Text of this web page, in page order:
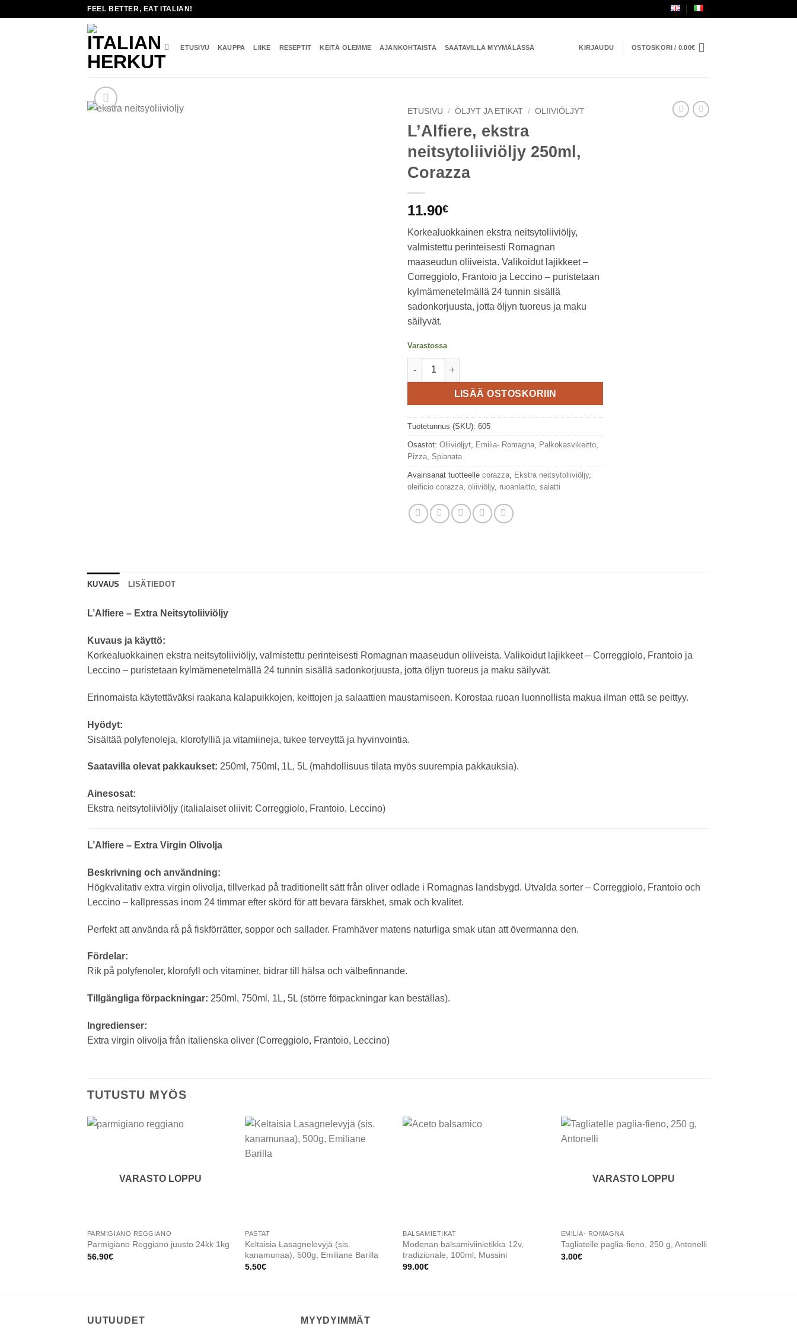
FEEL BETTER, EAT ITALIAN!
ETUSIVU KAUPPA LIIKE RESEPTIT KEITÄ OLEMME AJANKOHTAISTA SAATAVILLA MYYMÄLÄSSÄ KIRJAUDU OSTOSKORI / 0.00€
ETUSIVU / ÖLJYT JA ETIKAT / OLIIVIÖLJYT
L’Alfiere, ekstra
neitsytoliiviöljy 250ml,
Corazza
11.90€
Korkealuokkainen ekstra neitsytoliiviöljy,
valmistettu perinteisesti Romagnan
maaseudun oliiveista. Valikoidut lajikkeet –
Correggiolo, Frantoio ja Leccino – puristetaan
kylmämenetelmällä 24 tunnin sisällä
sadonkorjuusta, jotta öljyn tuoreus ja maku
säilyvät.
Varastossa
L'Alfiere, ekstra neitsytoliiviöljy 250ml, Corazza määrä
LISÄÄ OSTOSKORIIN
Tuotetunnus (SKU): 605
Osastot: Oliiviöljyt, Emilia- Romagna, Palkokasvikeitto,
Pizza, Spianata
Avainsanat tuotteelle corazza, Ekstra neitsytoliiviöljy,
oleificio corazza, oliiviöljy, ruoanlaitto, salatti
KUVAUS LISÄTIEDOT
L’Alfiere – Extra Neitsytoliiviöljy
Kuvaus ja käyttö:
Korkealuokkainen ekstra neitsytoliiviöljy, valmistettu perinteisesti Romagnan maaseudun oliiveista. Valikoidut lajikkeet – Correggiolo, Frantoio ja
Leccino – puristetaan kylmämenetelmällä 24 tunnin sisällä sadonkorjuusta, jotta öljyn tuoreus ja maku säilyvät.
Erinomaista käytettäväksi raakana kalapuikkojen, keittojen ja salaattien maustamiseen. Korostaa ruoan luonnollista makua ilman että se peittyy.
Hyödyt:
Sisältää polyfenoleja, klorofylliä ja vitamiineja, tukee terveyttä ja hyvinvointia.
Saatavilla olevat pakkaukset: 250ml, 750ml, 1L, 5L (mahdollisuus tilata myös suurempia pakkauksia).
Ainesosat:
Ekstra neitsytoliiviöljy (italialaiset oliivit: Correggiolo, Frantoio, Leccino)
L’Alfiere – Extra Virgin Olivolja
Beskrivning och användning:
Högkvalitativ extra virgin olivolja, tillverkad på traditionellt sätt från oliver odlade i Romagnas landsbygd. Utvalda sorter – Correggiolo, Frantoio och
Leccino – kallpressas inom 24 timmar efter skörd för att bevara färskhet, smak och kvalitet.
Perfekt att använda rå på fiskförrätter, soppor och sallader. Framhäver matens naturliga smak utan att övermanna den.
Fördelar:
Rik på polyfenoler, klorofyll och vitaminer, bidrar till hälsa och välbefinnande.
Tillgängliga förpackningar: 250ml, 750ml, 1L, 5L (större förpackningar kan beställas).
Ingredienser:
Extra virgin olivolja från italienska oliver (Correggiolo, Frantoio, Leccino)
TUTUSTU MYÖS
VARASTO LOPPU
PARMIGIANO REGGIANO
Parmigiano Reggiano juusto 24kk 1kg
56.90€
PASTAT
Keltaisia Lasagnelevyjä (sis.
kanamunaa), 500g, Emiliane Barilla
5.50€
BALSAMIETIKAT
Modenan balsamiviinietikka 12v,
tradizionale, 100ml, Mussini
99.00€
VARASTO LOPPU
EMILIA- ROMAGNA
Tagliatelle paglia-fieno, 250 g, Antonelli
3.00€
UUTUUDET MYYDYIMMÄT